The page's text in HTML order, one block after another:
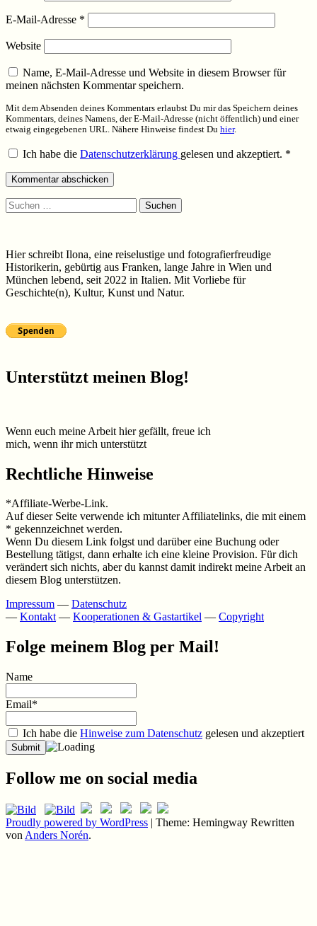
E-Mail-Adresse *
Website
Name, E-Mail-Adresse und Website in diesem Browser für
meinen nächsten Kommentar speichern.
Mit dem Absenden deines Kommentars erlaubst Du mir das Speichern deines
Kommentars, deines Namens, der E-Mail-Adresse (nicht öffentlich) und einer
etwaig eingegebenen URL. Nähere Hinweise findest Du hier.
Ich habe die Datenschutzerklärung gelesen und akzeptiert. *
Suchen
nach:
Hier schreibt Ilona, eine reiselustige und fotografierfreudige
Historikerin, gebürtig aus Franken, lange Jahre in Wien und
München lebend, seit 2022 in Italien. Mit Vorliebe für
Geschichte(n), Kultur, Kunst und Natur.
Unterstützt meinen Blog!
Wenn euch meine Arbeit hier gefällt, freue ich
mich, wenn ihr mich unterstützt
Rechtliche Hinweise
*Affiliate-Werbe-Link.
Auf dieser Seite verwende ich mitunter Affiliatelinks, die mit einem
* gekennzeichnet werden.
Wenn Du diesem Link folgst und darüber eine Buchung oder
Bestellung tätigst, dann erhalte ich eine kleine Provision. Für dich
verändert sich nichts, aber du kannst damit indirekt meine Arbeit an
diesem Blog unterstützen.
Impressum — Datenschutz
— Kontakt— Kooperationen & Gastartikel — Copyright
Folge meinem Blog per Mail!
Name
Email*
Ich habe die Hinweise zum Datenschutz gelesen und akzeptiert
Follow me on social media
Proudly powered by WordPress | Theme: Hemingway Rewritten
von Anders Norén.